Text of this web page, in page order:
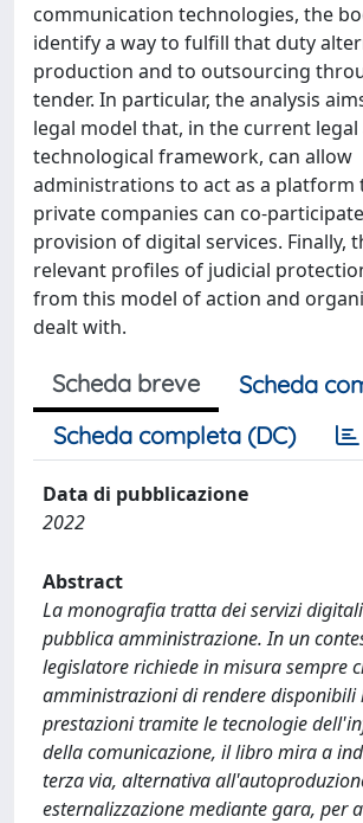
communication technologies, the
identify a way to fulfill that duty
production and to outsourcing
tender. In particular, the analysis
legal model that, in the current legal
technological framework, can allow
administrations to act as a platform
private companies can co-
provision of digital services. Finally,
relevant profiles of judicial
from this model of action and
dealt with.
Scheda breve
Scheda
Scheda completa (DC)
Data di pubblicazione
2022
Abstract
La monografia tratta dei servizi
pubblica amministrazione. In un
legislatore richiede in misura sempre
amministrazioni di rendere disponibili
prestazioni tramite le tecnologie
della comunicazione, il libro mira a
terza via, alternativa
esternalizzazione mediante gara, per